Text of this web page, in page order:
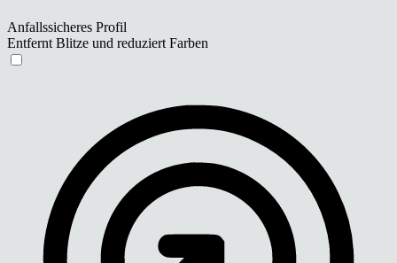
Anfallssicheres Profil
Entfernt Blitze und reduziert Farben